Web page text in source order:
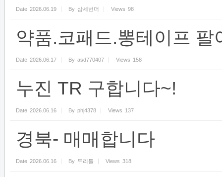
Date 2026.06.19 By 삼세번더 Views 98
약품.코패드.뽕테이프 팔
Date 2026.06.17 By asd770407 Views 158
누진 TR 구합니다~!
Date 2026.06.16 By phj4378 Views 137
경북- 매매합니다
Date 2026.06.16 By 듀리틀 Views 318